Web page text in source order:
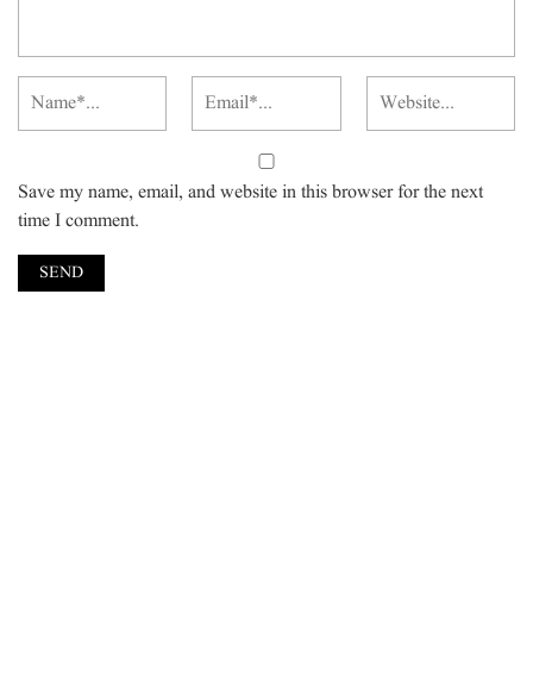
Save my name, email, and website in this browser for the next
time I comment.